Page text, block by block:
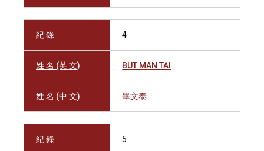
紀 錄 4
姓 名 (英 文) BUT MAN TAI
姓 名 (中 文) 畢文泰
紀 錄 5